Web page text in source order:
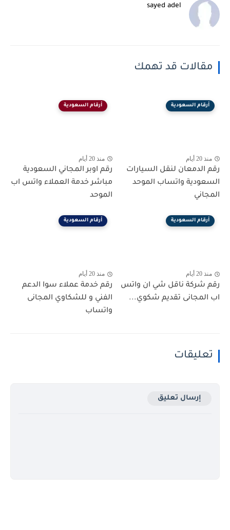
sayed adel
مقالات قد تهمك
أرقام السعودية
منذ 20 أيام
رقم الدمعان لنقل السيارات
السعودية واتساب الموحد
المجاني
أرقام السعودية
منذ 20 أيام
رقم اوبر المجاني السعودية
مباشر خدمة العملاء واتس اب
الموحد
أرقام السعودية
منذ 20 أيام
رقم شركة ناقل شي ان واتس
اب المجانى تقديم شكوي...
أرقام السعودية
منذ 20 أيام
رقم خدمة عملاء سوا الدعم
الفني و للشكاوي المجانى
واتساب
تعليقات
إرسال تعليق